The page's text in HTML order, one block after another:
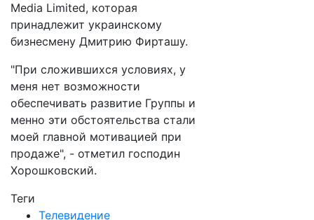
Media Limited, которая
принадлежит украинскому
бизнесмену Дмитрию Фирташу.
"При сложившихся условиях, у
меня нет возможности
обеспечивать развитие Группы и
менно эти обстоятельства стали
моей главной мотивацией при
продаже", - отметил господин
Хорошковский.
Теги
Телевидение